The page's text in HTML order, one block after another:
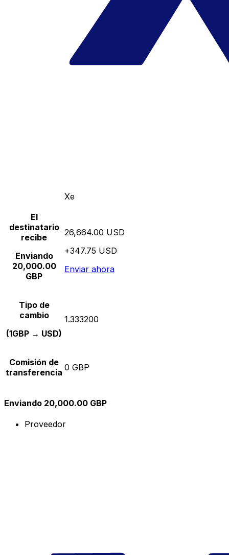
Xe
El
destinatario
recibe
Enviando
20,000.00
GBP
26,664.00 USD
+347.75 USD
Enviar ahora
Tipo de
cambio
(1GBP → USD)
1.333200
Comisión de
transferencia 0 GBP
Enviando 20,000.00 GBP
Proveedor